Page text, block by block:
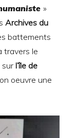
»
Archives du
battements
travers le
sur l’île de
oeuvre une